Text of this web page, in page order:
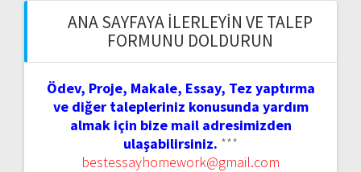
ANA SAYFAYA İLERLEYIN VE TALEP
FORMUNU DOLDURUN
Ödev, Proje, Makale, Essay, Tez yaptırma
ve diğer talepleriniz konusunda yardım
almak için bize mail adresimizden
ulaşabilirsiniz. ***
bestessayhomework@gmail.com